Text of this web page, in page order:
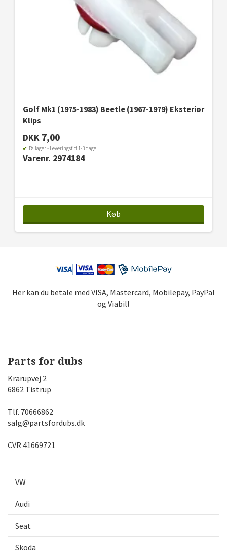
Golf Mk1 (1975-1983) Beetle (1967-1979) Eksteriør
Klips
DKK 7,00
På lager - Leveringstid 1-3 dage
Varenr. 2974184
Køb
Her kan du betale med VISA, Mastercard, Mobilepay, PayPal
og Viabill
Parts for dubs
Krarupvej 2
6862 Tistrup
Tlf. 70666862
salg@partsfordubs.dk
CVR 41669721
VW
Audi
Seat
Skoda